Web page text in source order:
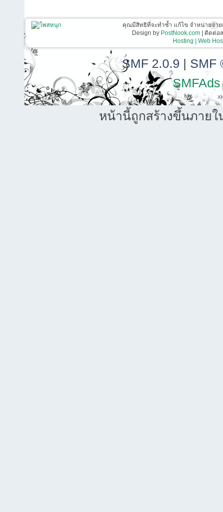
คุณมีสิทธิที่จะทำซ้ำ แก้ไข จำหน่ายจ่า
Design by PostNook.com| ติดต่อส
Hosting | Web
SMF 2.0.9 | SMF
SMFAds
หน้านี้ถูกสร้างขึ้นภายใ